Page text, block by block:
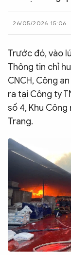
CÔNG NGHỆ
QUỐC TẾ
VĂN HÓA - THỂ
BẠN ĐỌC & CAND
ĐA PHƯƠNG TIỆN
eMagazine
Infographic
Chuyên trangAn ninh
Chuyên đề
26/05/2026 15:06
Trước đó, vào
Thông tin chỉ
CNCH, Công
ra tại Công ty
số 4, Khu Công
Trang.